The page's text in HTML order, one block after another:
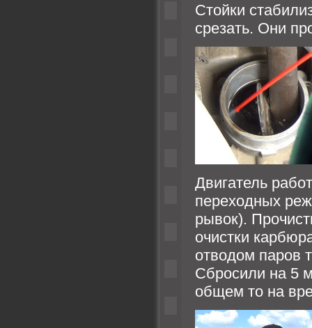
Стойки
срезать. Они
Двигатель
переходных
рывок).
очистки
отводом паров
Сбросили на 5
общем то на